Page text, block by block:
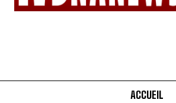
ACCUEIL